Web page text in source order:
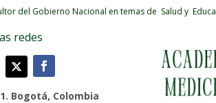
del Gobierno Nacional en temas de Salud y
redes
Bogotá, Colombia